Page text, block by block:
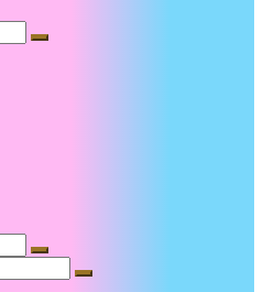
Suche
Suche
Suche